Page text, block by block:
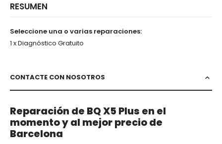
RESUMEN
Seleccione una o varias reparaciones:
1 x Diagnóstico Gratuito
CONTACTE CON NOSOTROS
Reparación de BQ X5 Plus en el
momento y al mejor precio de
Barcelona